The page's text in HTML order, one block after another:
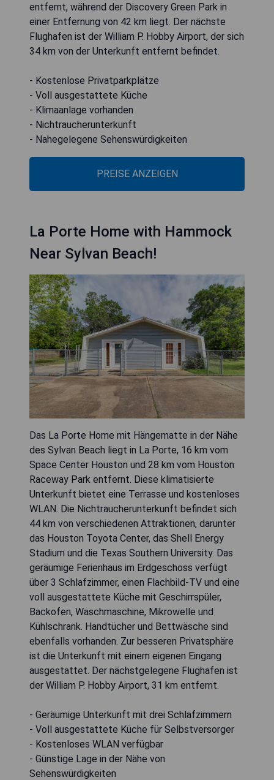
entfernt, während der Discovery Green Park in
einer Entfernung von 42 km liegt. Der nächste
Flughafen ist der William P. Hobby Airport, der sich
34 km von der Unterkunft entfernt befindet.
- Kostenlose Privatparkplätze
- Voll ausgestattete Küche
- Klimaanlage vorhanden
- Nichtraucherunterkunft
- Nahegelegene Sehenswürdigkeiten
PREISE ANZEIGEN
La Porte Home with Hammock
Near Sylvan Beach!
Das La Porte Home mit Hängematte in der Nähe
des Sylvan Beach liegt in La Porte, 16 km vom
Space Center Houston und 28 km vom Houston
Raceway Park entfernt. Diese klimatisierte
Unterkunft bietet eine Terrasse und kostenloses
WLAN. Die Nichtraucherunterkunft befindet sich
44 km von verschiedenen Attraktionen, darunter
das Houston Toyota Center, das Shell Energy
Stadium und die Texas Southern University. Das
geräumige Ferienhaus im Erdgeschoss verfügt
über 3 Schlafzimmer, einen Flachbild-TV und eine
voll ausgestattete Küche mit Geschirrspüler,
Backofen, Waschmaschine, Mikrowelle und
Kühlschrank. Handtücher und Bettwäsche sind
ebenfalls vorhanden. Zur besseren Privatsphäre
ist die Unterkunft mit einem eigenen Eingang
ausgestattet. Der nächstgelegene Flughafen ist
der William P. Hobby Airport, 31 km entfernt.
- Geräumige Unterkunft mit drei Schlafzimmern
- Voll ausgestattete Küche für Selbstversorger
- Kostenloses WLAN verfügbar
- Günstige Lage in der Nähe von
Sehenswürdigkeiten